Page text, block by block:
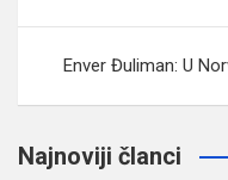
Enver Đuliman: U
Najnoviji članci